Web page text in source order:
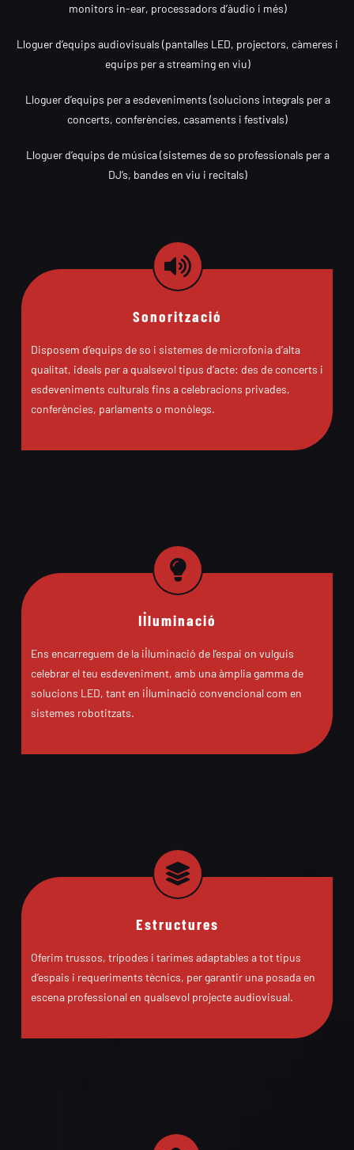
monitors in-ear, processadors d’àudio i més)
Lloguer d’equips audiovisuals (pantalles LED, projectors, càmeres i
equips per a streaming en viu)
Lloguer d’equips per a esdeveniments (solucions integrals per a
concerts, conferències, casaments i festivals)
Lloguer d’equips de música (sistemes de so professionals per a
DJ’s, bandes en viu i recitals)
Sonorització
Disposem d’equips de so i sistemes de microfonia d’alta
qualitat, ideals per a qualsevol tipus d’acte: des de concerts i
esdeveniments culturals fins a celebracions privades,
conferències, parlaments o monòlegs.
Il·luminació
Ens encarreguem de la il·luminació de l’espai on vulguis
celebrar el teu esdeveniment, amb una àmplia gamma de
solucions LED, tant en il·luminació convencional com en
sistemes robotitzats.
Estructures
Oferim trussos, trípodes i tarimes adaptables a tot tipus
d’espais i requeriments tècnics, per garantir una posada en
escena professional en qualsevol projecte audiovisual.